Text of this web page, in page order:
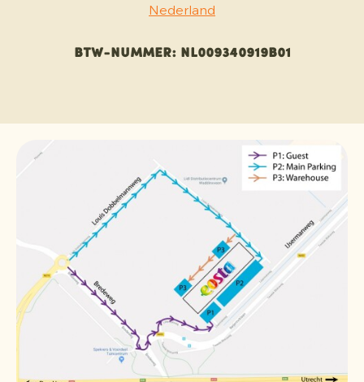
Nederland
Btw-nummer:NL009340919B01